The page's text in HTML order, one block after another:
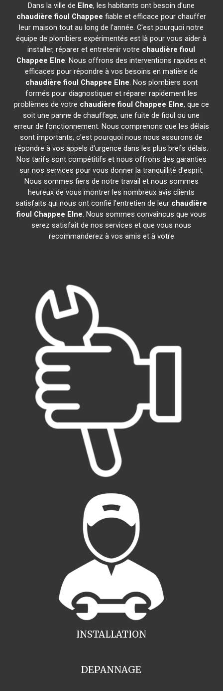
Dans la ville de Elne, les habitants ont besoin d'une
chaudière fioul Chappee fiable et efficace pour chauffer
leur maison tout au long de l'année. C'est pourquoi notre
équipe de plombiers expérimentés est là pour vous aider à
installer, réparer et entretenir votre chaudière fioul
Chappee Elne. Nous offrons des interventions rapides et
efficaces pour répondre à vos besoins en matière de
chaudière fioul Chappee Elne. Nos plombiers sont
formés pour diagnostiquer et réparer rapidement les
problèmes de votre chaudière fioul Chappee Elne, que ce
soit une panne de chauffage, une fuite de fioul ou une
erreur de fonctionnement. Nous comprenons que les délais
sont importants, c'est pourquoi nous nous assurons de
répondre à vos appels d'urgence dans les plus brefs délais.
Nos tarifs sont compétitifs et nous offrons des garanties
sur nos services pour vous donner la tranquillité d'esprit.
Nous sommes fiers de notre travail et nous sommes
heureux de vous montrer les nombreux avis clients
satisfaits qui nous ont confié l'entretien de leur chaudière
fioul Chappee Elne. Nous sommes convaincus que vous
serez satisfait de nos services et que vous nous
recommanderez à vos amis et à votre
INSTALLATION
DEPANNAGE